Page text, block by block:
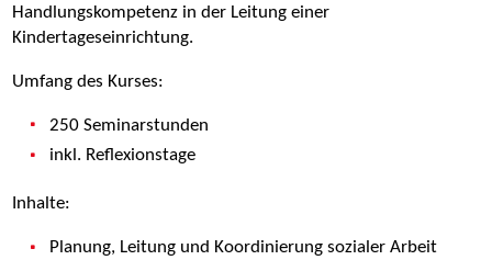
Handlungskompetenz in der Leitung einer
Kindertageseinrichtung.
Umfang des Kurses:
250 Seminarstunden
inkl. Reflexionstage
Inhalte:
Planung, Leitung und Koordinierung sozialer Arbeit